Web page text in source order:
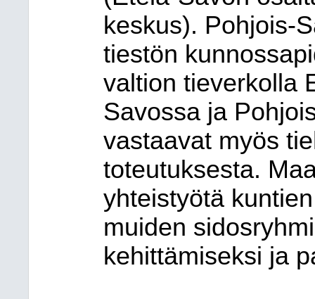
keskus). Pohjois-
tiestön
valtion tieverkolla
Savossa ja
vastaavat myös
toteutuksesta.
yhteistyötä
muiden
kehittämiseksi ja